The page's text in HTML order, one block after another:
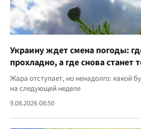
Украину ждет смена погоды:
прохладно, а где снова станет
Жара отступает, но ненадолго: какой
на следующей неделе
9.08.2026 08:50